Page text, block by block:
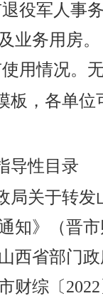
退役军人事
业务用房。
用情况。
板，各单
导性目录
局关于转
知》（晋市
西省部门
财综〔2022